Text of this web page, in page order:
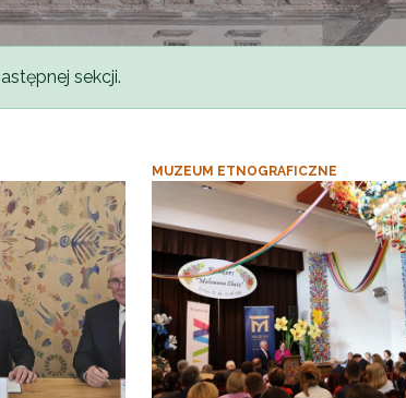
sekcji.
MUZEUM ETNOGRAFICZNE